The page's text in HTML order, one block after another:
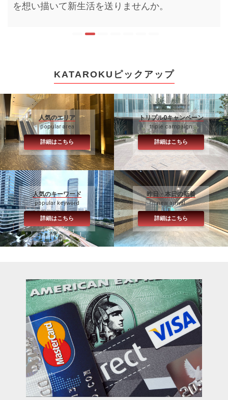
かがでしょうか。
を想い描いて新生活を送りませんか。
い。
みに合う物件の確保にご活用下さい。
効率的なお部屋探しとなるような空間をお届け
ませんか。
日々は素敵な新居から始まります。
KATAROKUピックアップ
人気のエリア
popular area
詳細はこちら
トリプル0キャンペーン
triple campaign
詳細はこちら
人気のキーワード
popular keyword
詳細はこちら
昨日・本日の新着
new arrival
詳細はこちら